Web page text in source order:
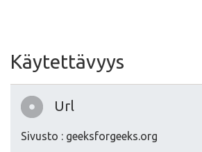
Käytettävyys
Url
Sivusto : geeksforgeeks.org